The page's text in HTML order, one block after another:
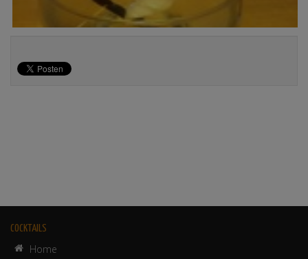
COCKTAILS
Home